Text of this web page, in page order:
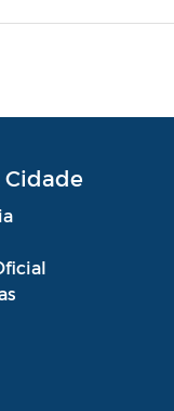
Cidade